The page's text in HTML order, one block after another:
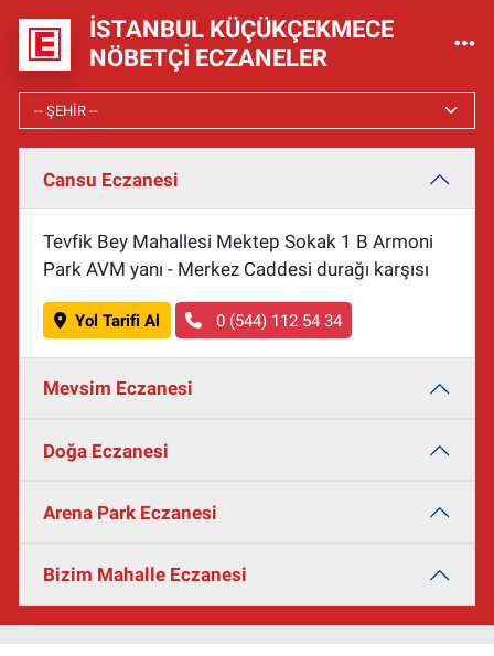
İSTANBUL KÜÇÜKÇEKMECE
NÖBETÇI ECZANELER
Cansu Eczanesi
Tevfik Bey Mahallesi Mektep Sokak 1 B Armoni
Park AVM yanı - Merkez Caddesi durağı karşısı
Yol Tarifi Al 0 (544) 112 54 34
Mevsim Eczanesi
Doğa Eczanesi
Arena Park Eczanesi
Bizim Mahalle Eczanesi